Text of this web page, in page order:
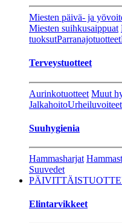
Miesten päivä- ja
Miesten suihkusaippuat
tuoksutParranajotuotteet
Terveystuotteet
Aurinkotuotteet Muut
JalkahoitoUrheiluvoiteet
Suuhygienia
Hammasharjat
Suuvedet
Elintarvikkeet